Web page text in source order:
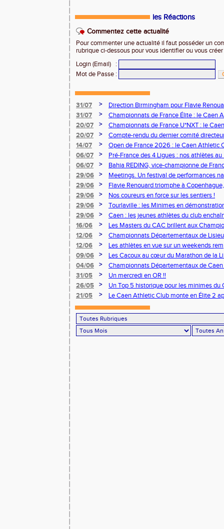
les Réactions
Commentez cette actualité
Pour commenter une actualité il faut posséder un
rubrique ci-dessous pour vous identifier ou vous
Login (Email)
:
Mot de Passe :
31/07 >
Direction Birmingham pour Flavie
31/07
>
Championnats de France Élite : le Caen
vous à Albi !
20/07 >
Championnats de France U*NXT : le
Stade Charléty !
20/07 >
Compte-rendu du dernier comité
14/07
>
Open de France 2026 : le Caen Athletic
06/07
>
Pré-France des 4 Ligues : nos athlètes
06/07
>
Bahia REDING, vice-championne de
29/06
>
Meetings. Un festival de performances
concours
29/06 >
Flavie Renouard triomphe à
brillent sur tous les fronts
29/06 >
Nos coureurs en force sur les sentiers !
29/06
>
Tourlaville : les Minimes en
29/06
>
Caen : les jeunes athlètes du club
16/06
>
Les Masters du CAC brillent aux
12/06
>
Championnats Départementaux de
remarquables pour nos jeunes athlètes
12/06 >
Les athlètes en vue sur un weekends
09/06
>
Les Cacoux au cœur du Marathon de la
04/06
>
Championnats Départementaux de
rendez-vous
31/05 >
Un mercredi en OR !!
26/05
>
Un Top 5 historique pour les minimes du
Finale Nationale Equip’Athlé !
21/05 >
Le Caen Athletic Club monte en Élite 2